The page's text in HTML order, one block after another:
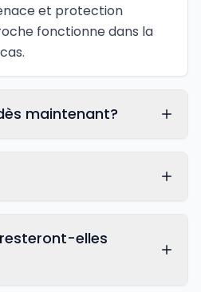
et protection
fonctionne dans la
maintenant?
elles